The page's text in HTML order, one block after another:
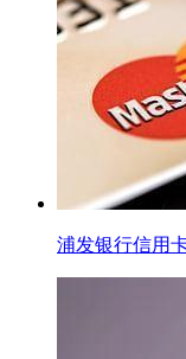
浦发银行信用